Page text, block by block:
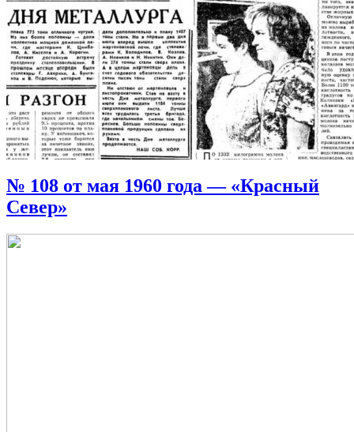
№ 108 от мая 1960 года — «Красный
Север»